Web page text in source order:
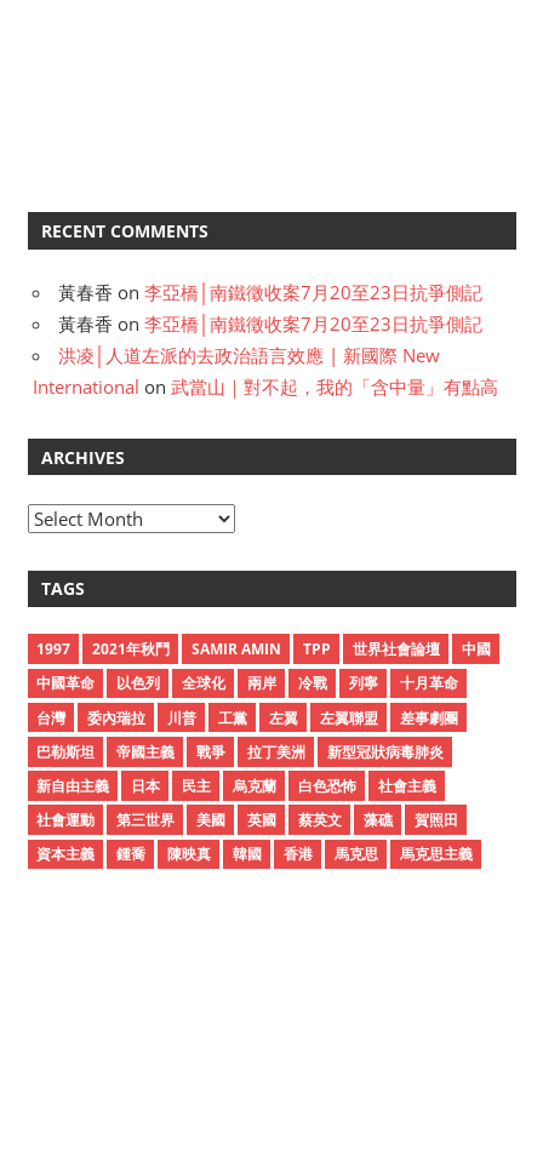
RECENT COMMENTS
黃春香 on 李亞橋│南鐵徵收案7月20至23日抗爭側記
黃春香 on 李亞橋│南鐵徵收案7月20至23日抗爭側記
洪凌│人道左派的去政治語言效應 | 新國際 New
International on 武當山｜對不起，我的「含中量」有點高
ARCHIVES
A
h
v
e
s
TAGS
1997 2021年秋鬥 SAMIR AMIN TPP 世界社會論壇
中國
中國革命
以色列 全球化 兩岸 冷戰 列寧
十月革命
台灣
委內瑞拉 川普 工黨 左翼 左翼聯盟
差事劇團
巴勒斯坦
帝國主義 戰爭 拉丁美洲
新型冠狀病毒肺炎
新自由主義
日本 民主 烏克蘭 白色恐怖
社會主義
社會運動
第三世界 美國 英國 蔡英文 藻礁
賀照田
資本主義
鍾喬 陳映真 韓國 香港 馬克思 馬克思主義